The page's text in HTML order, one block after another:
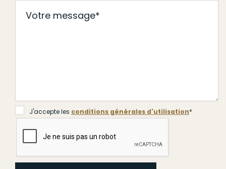
J'accepte lesconditions générales d'utilisation*
J'accepte les conditions générales d'utilisation*